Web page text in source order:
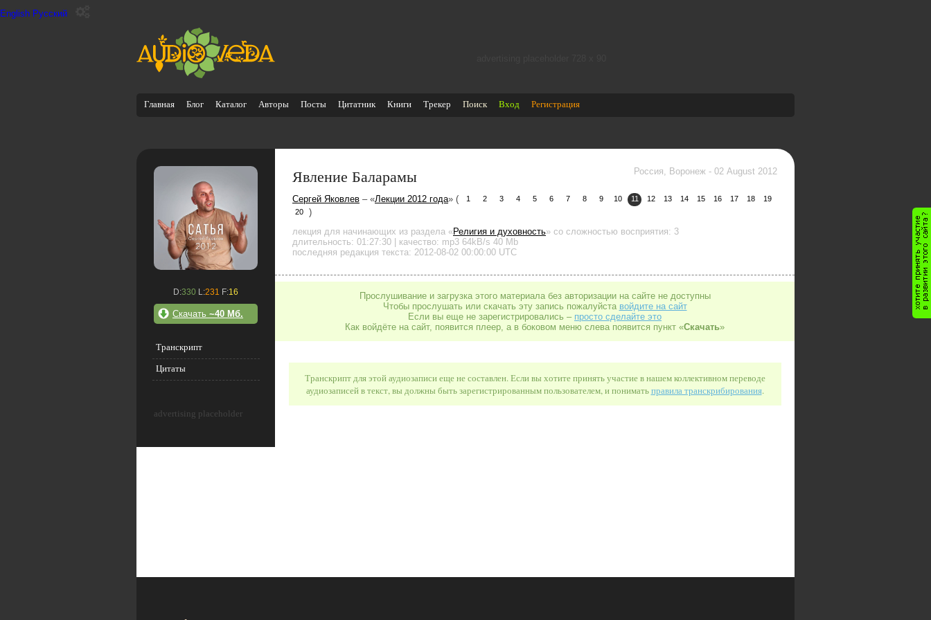
English Русский
Главная Блог Каталог Авторы Посты Цитатник Книги Трекер Поиск Вход Регистрация
D:330 L:231 F:16
Скачать ~40 Мб.
Транскрипт
Цитаты
advertising placeholder
Явление Баларамы Россия, Воронеж - 02 August 2012
Сергей Яковлев – «Лекции 2012 года» ( 1 2 3 4 5 6 7 8 9 10 11 12 13 14 15 16 17 18
19
20
)
лекция для начинающих из раздела «Религия и духовность» со сложностью восприятия: 3
длительность: 01:27:30 | качество: mp3 64kB/s 40 Mb
последняя редакция текста: 2012-08-02 00:00:00 UTC
Прослушивание и загрузка этого материала без авторизации на сайте не доступны
Чтобы прослушать или скачать эту запись пожалуйста войдите на сайт
Если вы еще не зарегистрировались – просто сделайте это
Как войдёте на сайт, появится плеер, а в боковом меню слева появится пункт «Скачать»
Транскрипт для этой аудиозаписи еще не составлен. Если вы хотите принять участие в нашем коллективном переводе
аудиозаписей в текст, вы должны быть зарегистрированным пользователем, и пониматьправила транскрибирования.